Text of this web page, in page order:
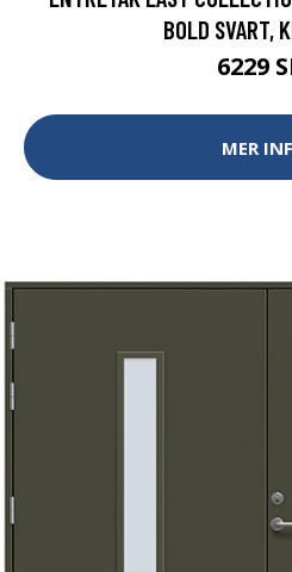
BOLD SVART,
6229
MER